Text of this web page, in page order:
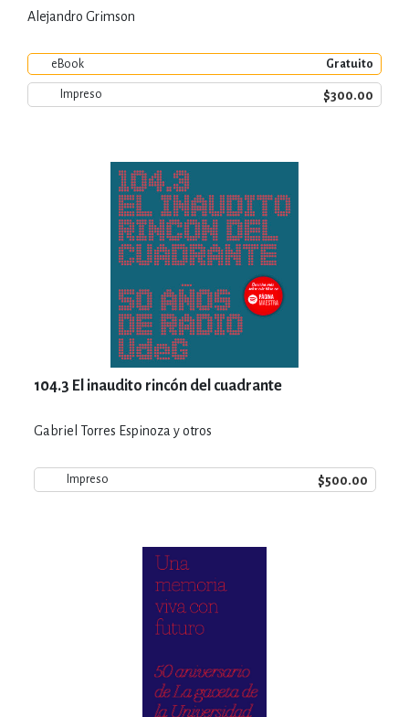
Alejandro Grimson
eBook Gratuito
Impreso $300.00
104.3 El inaudito rincón del cuadrante
Gabriel Torres Espinoza y otros
Impreso $500.00